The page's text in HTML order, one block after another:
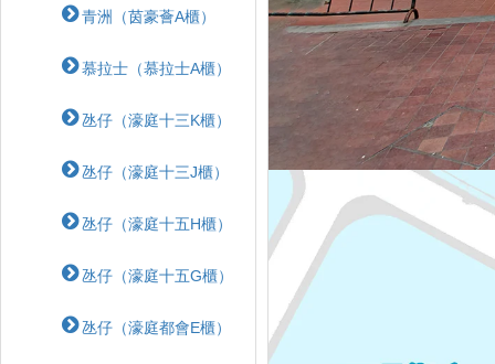
青洲（茵豪薈A櫃）
慕拉士（慕拉士A櫃）
氹仔（濠庭十三K櫃）
氹仔（濠庭十三J櫃）
氹仔（濠庭十五H櫃）
氹仔（濠庭十五G櫃）
氹仔（濠庭都會E櫃）